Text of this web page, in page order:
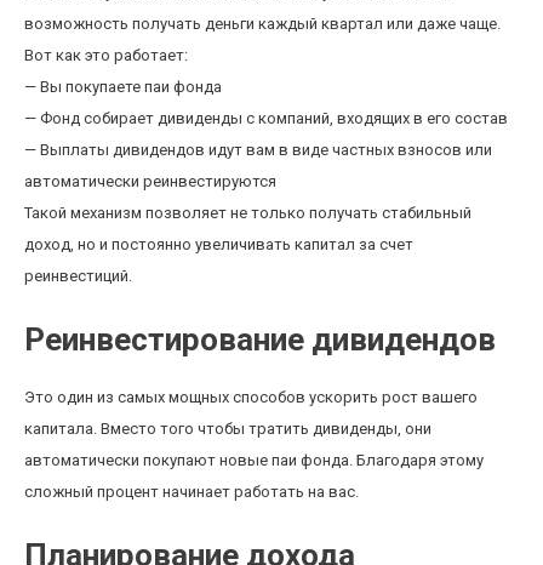
возможность получать деньги каждый квартал или даже чаще.
Вот как это работает:
— Вы покупаете паи фонда
— Фонд собирает дивиденды с компаний, входящих в его состав
— Выплаты дивидендов идут вам в виде частных взносов или
автоматически реинвестируются
Такой механизм позволяет не только получать стабильный
доход, но и постоянно увеличивать капитал за счет
реинвестиций.
Реинвестирование дивидендов
Это один из самых мощных способов ускорить рост вашего
капитала. Вместо того чтобы тратить дивиденды, они
автоматически покупают новые паи фонда. Благодаря этому
сложный процент начинает работать на вас.
Планирование дохода